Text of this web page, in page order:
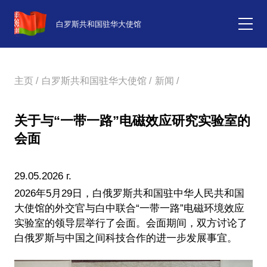
白罗斯共和国驻华大使馆
主页 / 白罗斯共和国驻华大使馆 / 新闻 /
关于与“一带一路”电磁效应研究实验室的
会面‌
29.05.2026 г.
2026年5月29日，白俄罗斯共和国驻中华人民共和国
大使馆的外交官与白中联合“一带一路”电磁环境效应
实验室的领导层举行了会面。会面期间，双方讨论了
白俄罗斯与中国之间科技合作的进一步发展事宜。